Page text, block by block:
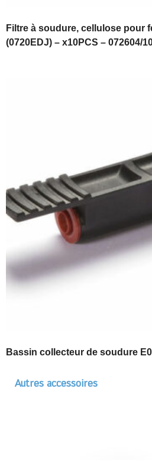
Filtre à soudure, cellulose pour
(0720EDJ) – x10PCS – 072604/
Bassin collecteur de soudure
Autres accessoires